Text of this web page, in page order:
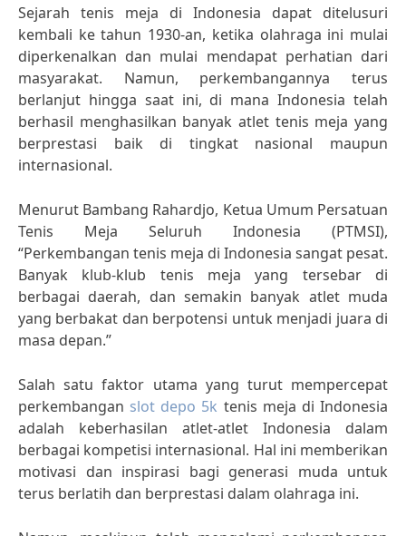
Sejarah tenis meja di Indonesia dapat ditelusuri
kembali ke tahun 1930-an, ketika olahraga ini mulai
diperkenalkan dan mulai mendapat perhatian dari
masyarakat. Namun, perkembangannya terus
berlanjut hingga saat ini, di mana Indonesia telah
berhasil menghasilkan banyak atlet tenis meja yang
berprestasi baik di tingkat nasional maupun
internasional.
Menurut Bambang Rahardjo, Ketua Umum Persatuan
Tenis Meja Seluruh Indonesia (PTMSI),
“Perkembangan tenis meja di Indonesia sangat pesat.
Banyak klub-klub tenis meja yang tersebar di
berbagai daerah, dan semakin banyak atlet muda
yang berbakat dan berpotensi untuk menjadi juara di
masa depan.”
Salah satu faktor utama yang turut mempercepat
perkembangan slot depo 5k tenis meja di Indonesia
adalah keberhasilan atlet-atlet Indonesia dalam
berbagai kompetisi internasional. Hal ini memberikan
motivasi dan inspirasi bagi generasi muda untuk
terus berlatih dan berprestasi dalam olahraga ini.